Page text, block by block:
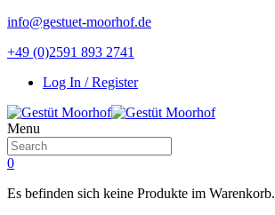
info@gestuet-moorhof.de
+49 (0)2591 893 2741
Log In / Register
Menu
0
Es befinden sich keine Produkte im Warenkorb.